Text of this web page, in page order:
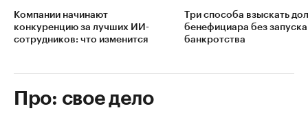
Компании начинают
конкуренцию за лучших ИИ-
сотрудников: что изменится
Три способа взыскать
бенефициара без запуска
банкротства
Про: свое дело